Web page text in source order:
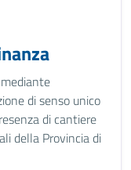
di senso unico
di cantiere
della Provincia di